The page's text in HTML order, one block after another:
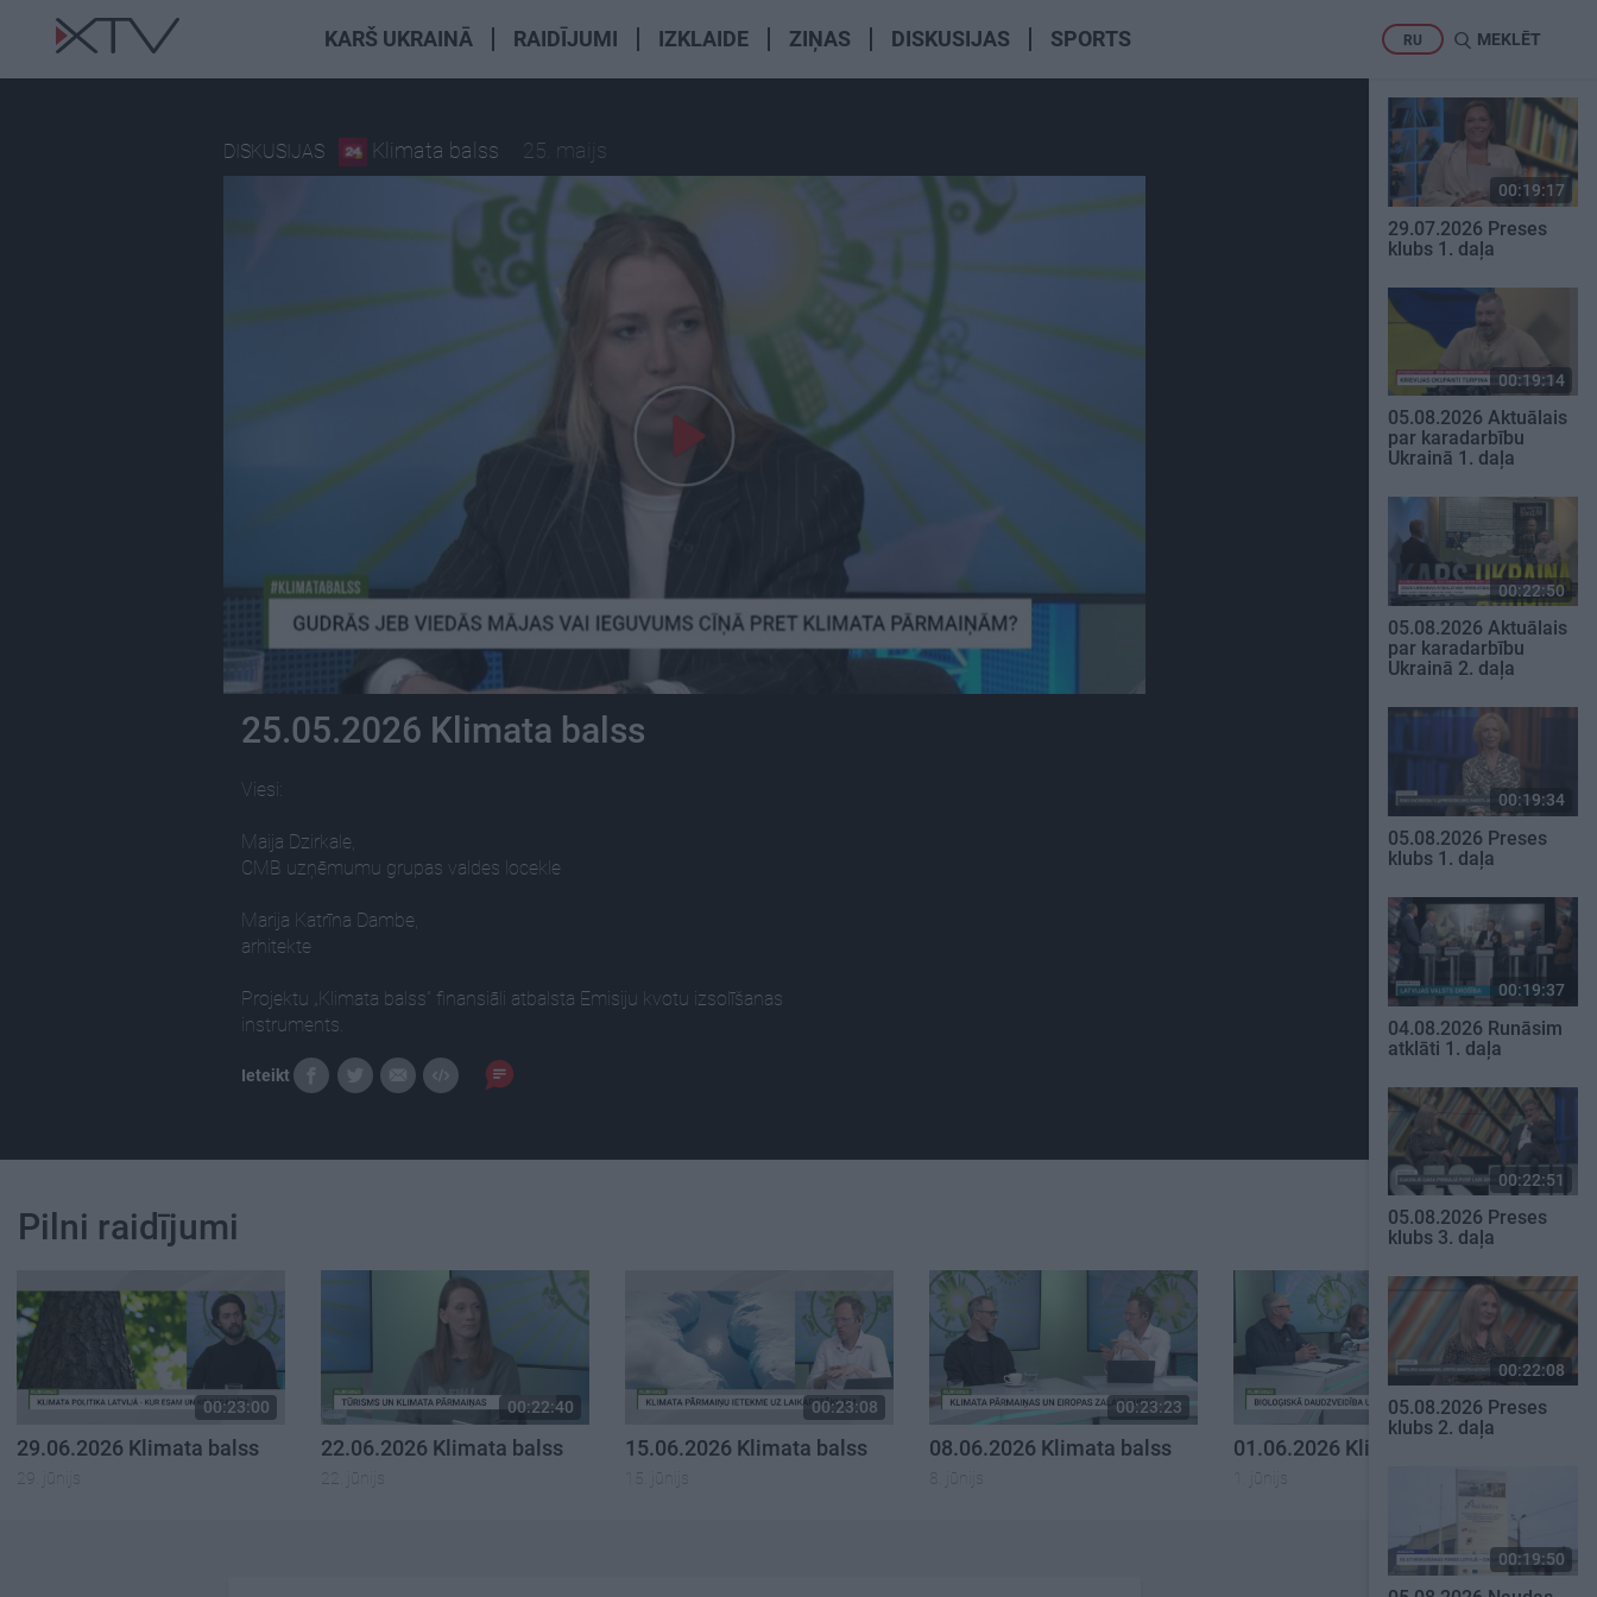
KARŠ UKRAINĀ RAIDĪJUMI IZKLAIDE ZIŅAS DISKUSIJAS SPORTS RU MEKLĒT
DISKUSIJAS Klimata balss 25. maijs
25.05.2026 Klimata balss
Viesi:
Maija Dzirkale,
CMB uzņēmumu grupas valdes locekle
Marija Katrīna Dambe,
arhitekte
Projektu „Klimata balss” finansiāli atbalsta Emisiju kvotu izsolīšanas
instruments.
Ieteikt
Pilni raidījumi
00:23:00
29.06.2026 Klimata balss
29. jūnijs
00:22:40
22.06.2026 Klimata balss
22. jūnijs
00:23:08
15.06.2026 Klimata balss
15. jūnijs
00:23:23
08.06.2026 Klimata balss
8. jūnijs
00:23:43
01.06.2026 Klimata balss
1. jūnijs
00:19:17
29.07.2026 Preses
klubs 1. daļa
00:19:14
05.08.2026 Aktuālais
par karadarbību
Ukrainā 1. daļa
00:22:50
05.08.2026 Aktuālais
par karadarbību
Ukrainā 2. daļa
00:19:34
05.08.2026 Preses
klubs 1. daļa
00:19:37
04.08.2026 Runāsim
atklāti 1. daļa
00:22:51
05.08.2026 Preses
klubs 3. daļa
00:22:08
05.08.2026 Preses
klubs 2. daļa
00:19:50